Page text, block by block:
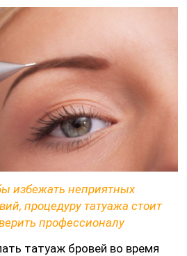
избежать неприятных
процедуру татуажа стоит
профессионалу
татуаж бровей во время